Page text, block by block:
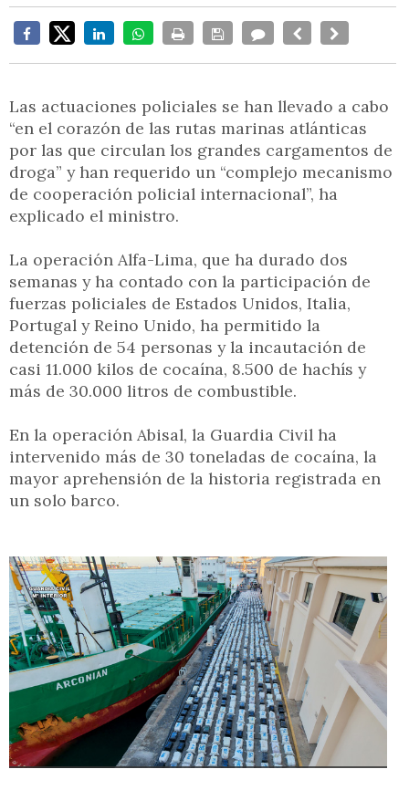
Las actuaciones policiales se han llevado a cabo
“en el corazón de las rutas marinas atlánticas
por las que circulan los grandes cargamentos de
droga” y han requerido un “complejo mecanismo
de cooperación policial internacional”, ha
explicado el ministro.
La operación Alfa-Lima, que ha durado dos
semanas y ha contado con la participación de
fuerzas policiales de Estados Unidos, Italia,
Portugal y Reino Unido, ha permitido la
detención de 54 personas y la incautación de
casi 11.000 kilos de cocaína, 8.500 de hachís y
más de 30.000 litros de combustible.
En la operación Abisal, la Guardia Civil ha
intervenido más de 30 toneladas de cocaína, la
mayor aprehensión de la historia registrada en
un solo barco.